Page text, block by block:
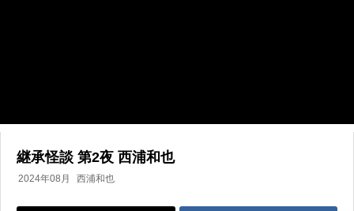
継承怪談 第2夜 西浦和也
2024年08月 西浦和也